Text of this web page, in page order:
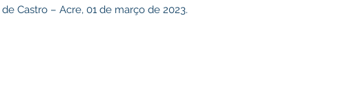
Castro – Acre, 01 de março de 2023.